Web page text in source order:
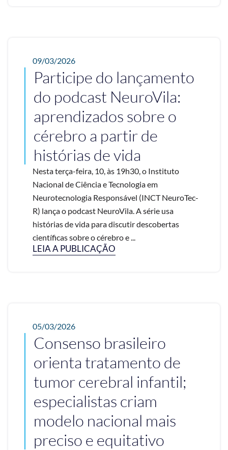
09/03/2026
Participe do lançamento
do podcast NeuroVila:
aprendizados sobre o
cérebro a partir de
histórias de vida
Nesta terça-feira, 10, às 19h30, o Instituto
Nacional de Ciência e Tecnologia em
Neurotecnologia Responsável (INCT NeuroTec-
R) lança o podcast NeuroVila. A série usa
histórias de vida para discutir descobertas
científicas sobre o cérebro e ...
LEIA A PUBLICAÇÃO
05/03/2026
Consenso brasileiro
orienta tratamento de
tumor cerebral infantil;
especialistas criam
modelo nacional mais
preciso e equitativo